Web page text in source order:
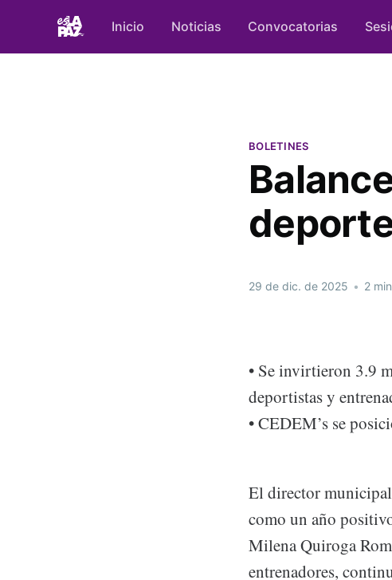
Inicio Noticias Convocatorias
BOLETINES
29 de dic. de 2025 • 2
• Se invirtieron 3.9
deportistas y
• CEDEM’s se
El director
como un año
Milena Quiroga
entrenadores,